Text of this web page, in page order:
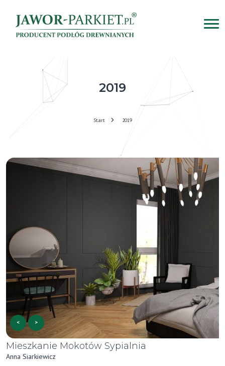
2019
Start 2019
< >
Mieszkanie Mokotów Sypialnia
Anna Siarkiewicz